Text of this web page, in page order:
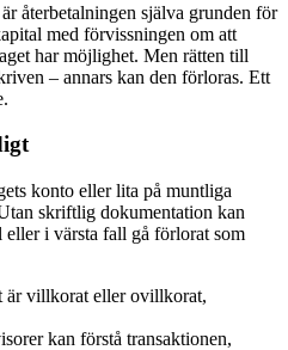
återbetalningen själva grunden för
med förvissningen om att
har möjlighet. Men rätten till
– annars kan den förloras. Ett
konto eller lita på muntliga
skriftlig dokumentation kan
i värsta fall gå förlorat som
är villkorat eller ovillkorat,
kan förstå transaktionen,